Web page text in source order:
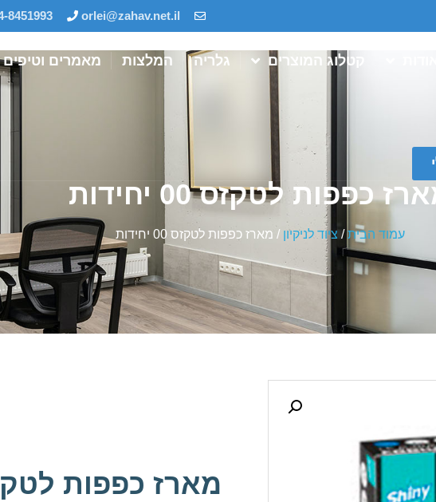
orlei@zahav.net.il
8451993
קטלוג המוצרים גלריה המלצות מאמרים וטיפים
כפפות לטקזס 00 יחידות
עמוד הבית/ ציוד לניקיון / מארז כפפות לטקזס 00 יחידות
מארז כפפות לטקזס 00